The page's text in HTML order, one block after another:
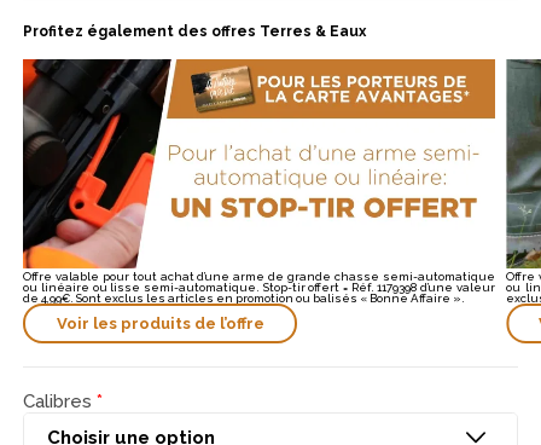
Profitez également des offres Terres & Eaux
Offre valable pour tout achat d’une arme de grande chasse semi-automatique
ou linéaire ou lisse semi-automatique. Stop-tir offert = Réf. 1179398 d’une valeur
de 4,99€. Sont exclus les articles en promotion ou balisés « Bonne Affaire ».
Voir les produits de l’offre
Offre
ou
Calibres